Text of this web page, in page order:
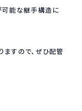
可能な継手構造に
すので、ぜひ配管